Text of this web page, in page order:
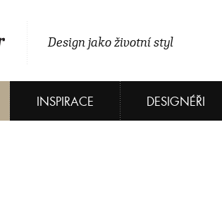
Design jako životní styl
INSPIRACE DESIGNÉŘI